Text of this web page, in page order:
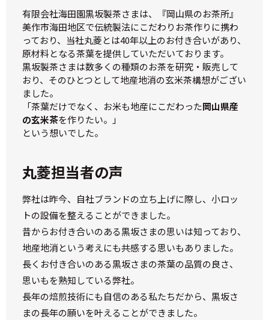
有限会社海田園黒坂製茶さまは、『岡山県のお茶所』
美作市海田地区で伝統製法にこだわりお茶作りに携わ
っており、当社丸菱とは40年以上のお付き合いがあり、
原材料となる茶葉を提供していただいております。
黒坂製茶さまは数多くの種類のお茶を研究・販売して
おり、そのひとつとして地産地消の玄米茶構想がござい
ました。
「茶葉だけでなく、お米も地産にこだわった岡山県産
の玄米茶を作りたい。」
という想いでした。
丸菱担当者の声
弊社は昨今、自社ブランドの立ち上げに際し、小ロッ
トの設備を整えることができました。
昔からお付き合いのある黒坂さまの思いは知っており、
地産地消という考えにも共感する思いもありました。
長くお付き合いのある黒坂さまの茶葉の品質の良さ、
思いもを熟知している弊社。
長年の焙煎技術にも自信のある私たちだから、黒坂さ
まの長年の願いを叶えることができました。